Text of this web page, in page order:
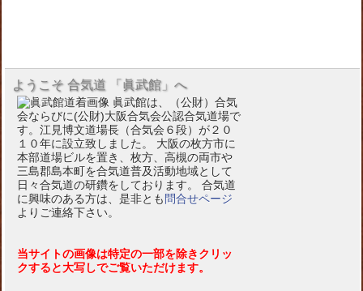
ようこそ 合気道 「眞武館」へ
眞武館は、（公財）合気
会ならびに(公財)大阪合気会公認合気道場で
す。江見博文道場長（合気会６段）が２０
１０年に設立致しました。 大阪の枚方市に
本部道場ビルを置き、枚方、高槻の両市や
三島郡島本町を合気道普及活動地域として
日々合気道の研鑽をしております。 合気道
に興味のある方は、是非とも 問合せページ
よりご連絡下さい。
当サイトの画像は特定の一部を除きクリッ
クすると大写しでご覧いただけます。